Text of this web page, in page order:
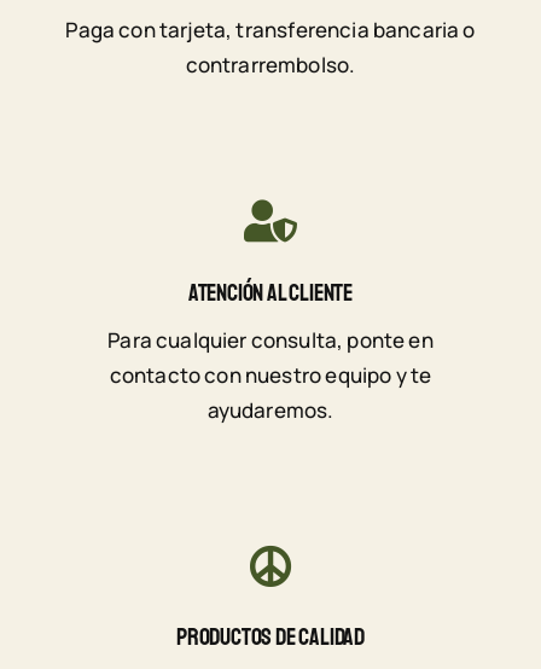
Paga con tarjeta, transferencia bancaria o
contrarrembolso.
Atención Al Cliente
Para cualquier consulta, ponte en
contacto con nuestro equipo y te
ayudaremos.
Productos De Calidad